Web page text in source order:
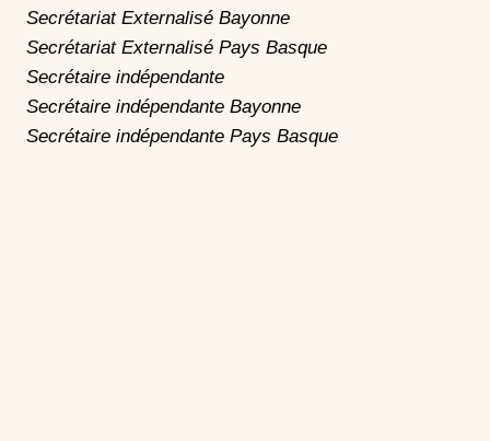
Secrétariat Externalisé Bayonne
Secrétariat Externalisé Pays Basque
Secrétaire indépendante
Secrétaire indépendante Bayonne
Secrétaire indépendante Pays Basque